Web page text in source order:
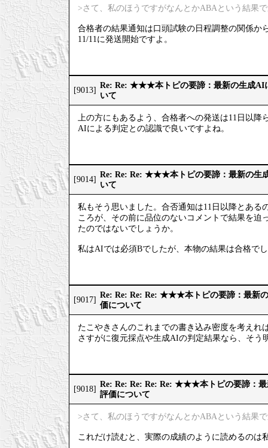
>さて、私のほうですがなんとかABAという結果
合格者の結果通知は口頭試験の日程調整の関係か
11/11に発送開始ですよ。
[9013]
Re: Re: ★★★本トピの要諦：最新の生成AI
いて
上の方にもあるよう、合格者への発送は11日以
AIによる判定との認識で良いですよね。
[9014]
Re: Re: Re: ★★★本トピの要諦：最新の生
いて
私もそう思いました。合否通知は11日以降とあ
ころが、その前に品位のないコメントで結果を
たのではないでしょうか。
私はAIでは必須Bでしたが、本物の結果は合格で
[9017]
Re: Re: Re: Re: ★★★本トピの要諦：最新
価について
たこやきさんのこれまでの書き込み密度を考えれ
さすがに復元採点や生成AIの判定結果なら、そう
[9018]
Re: Re: Re: Re: Re: ★★★本トピの要諦：最
評価について
>さて、私のほうですがなんとかABAという結果
これだけ読むと、実際の成績のように読めるのは